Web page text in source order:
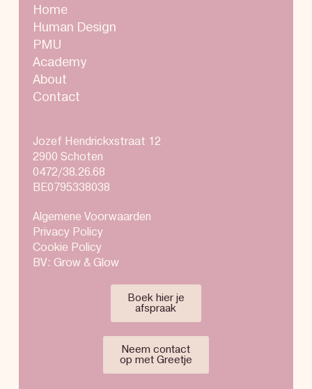
Home
Human Design
PMU
Academy
About
Contact
Jozef Hendrickxstraat 12
2900 Schoten
0472/38.26.68
BE0795338038
Algemene Voorwaarden
Privacy Policy
Cookie Policy
BV: Grow & Glow
Boek hier je
afspraak
Neem contact
op met Greetje